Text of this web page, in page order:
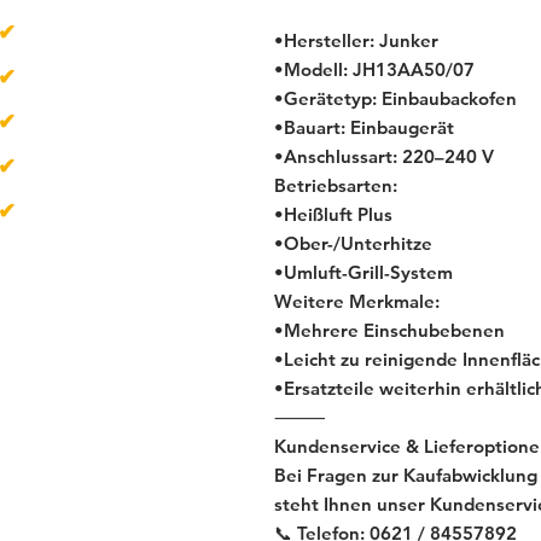
•Hersteller: Junker
•Modell: JH13AA50/07
•Gerätetyp: Einbaubackofen
•Bauart: Einbaugerät
•Anschlussart: 220–240 V
Betriebsarten:
•Heißluft Plus
•Ober-/Unterhitze
•Umluft-Grill-System
Weitere Merkmale:
•Mehrere Einschubebenen
•Leicht zu reinigende
•Ersatzteile weiterhin
⸻
Kundenservice &
Bei Fragen zur
steht Ihnen unser
📞 Telefon: 0621 / 84557892